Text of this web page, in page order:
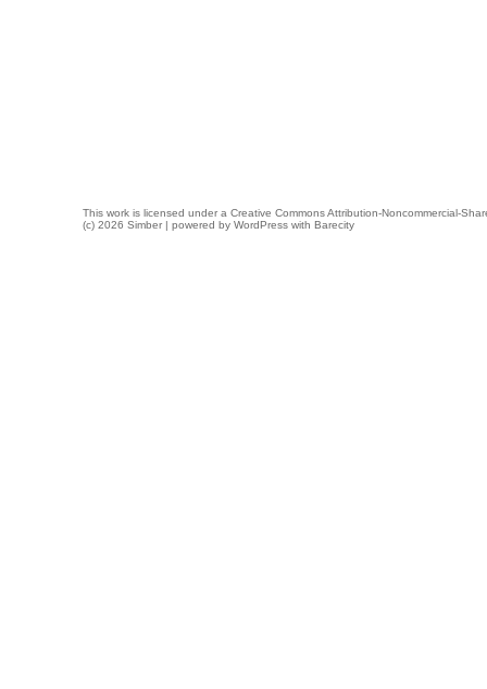
This work is licensed under a Creative Commons Attribution-Noncommercial-
(c) 2026 Simber | powered by WordPress with Barecity